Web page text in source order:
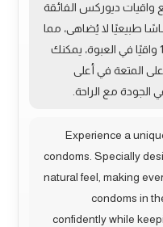
واقيات ديوركس الفائقة
طبيعيًا لا يُضاهى، مما
يجعل كل لحظة أكثر حميمية. مع 12 واقيًا في العبوة، يمكنك
المتعة في أعلى
الجودة مع الراحة.
Experience a
condoms. Specially
natural feel, making
condoms in
confidently while